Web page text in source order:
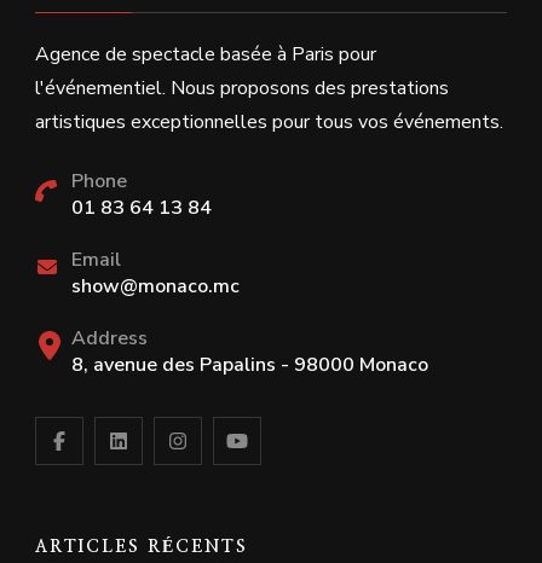
Agence de spectacle basée à Paris pour
l'événementiel. Nous proposons des prestations
artistiques exceptionnelles pour tous vos événements.
Phone
01 83 64 13 84
Email
show@monaco.mc
Address
8, avenue des Papalins - 98000 Monaco
ARTICLES RÉCENTS